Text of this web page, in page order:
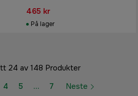
465 kr
På lager
24 av 148 Produkter
4 5 … 7 Neste